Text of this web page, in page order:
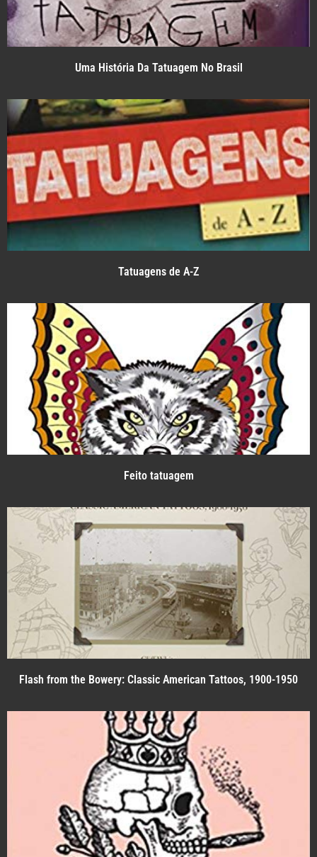
Uma História Da Tatuagem No Brasil
Tatuagens de A-Z
Feito tatuagem
Flash from the Bowery: Classic American Tattoos, 1900-1950